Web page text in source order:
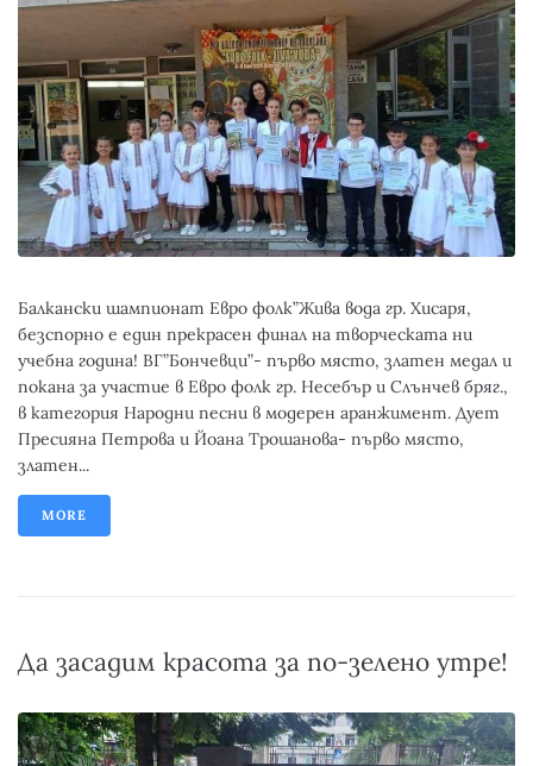
Балкански шампионат Евро фолк”Жива вода гр. Хисаря,
безспорно е един прекрасен финал на творческата ни
учебна година! ВГ”Бончевци”- първо място, златен медал и
покана за участие в Евро фолк гр. Несебър и Слънчев бряг.,
в категория Народни песни в модерен аранжимент. Дует
Пресияна Петрова и Йоана Трошанова- първо място,
златен...
MORE
Да засадим красота за по-зелено утре!